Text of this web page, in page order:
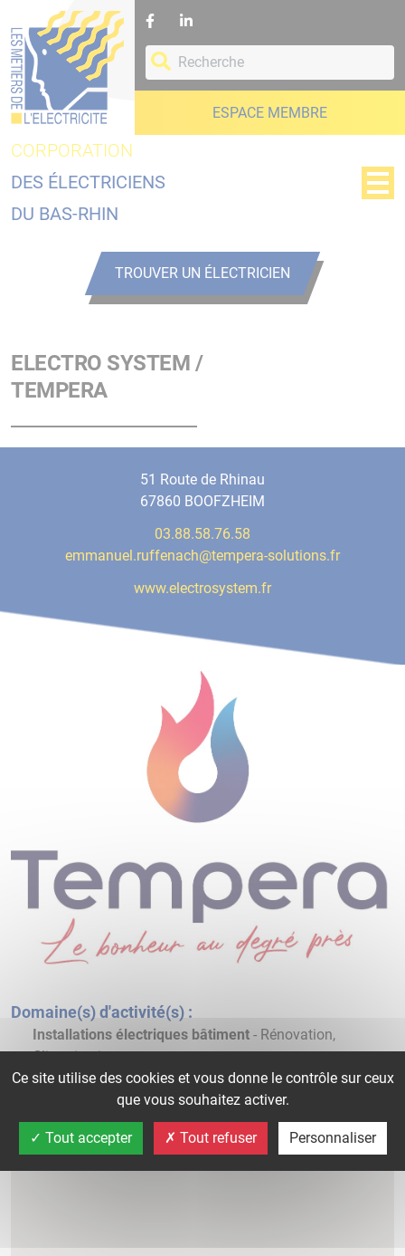
ESPACE MEMBRE
CORPORATION
DES ÉLECTRICIENS
DU BAS-RHIN
TROUVER UN ÉLECTRICIEN
ELECTRO SYSTEM /
TEMPERA
51 Route de Rhinau
67860 BOOFZHEIM
03.88.58.76.58
emmanuel.ruffenach@tempera-solutions.fr
www.electrosystem.fr
Domaine(s) d'activité(s) :
Installations électriques bâtiment - Rénovation,
Climatisation
Autre : poele à bois et pelet
Panneau de gestion des cookies
Ce site utilise des cookies et vous donne le contrôle sur ceux
que vous souhaitez activer.
Tout accepter Tout refuser Personnaliser